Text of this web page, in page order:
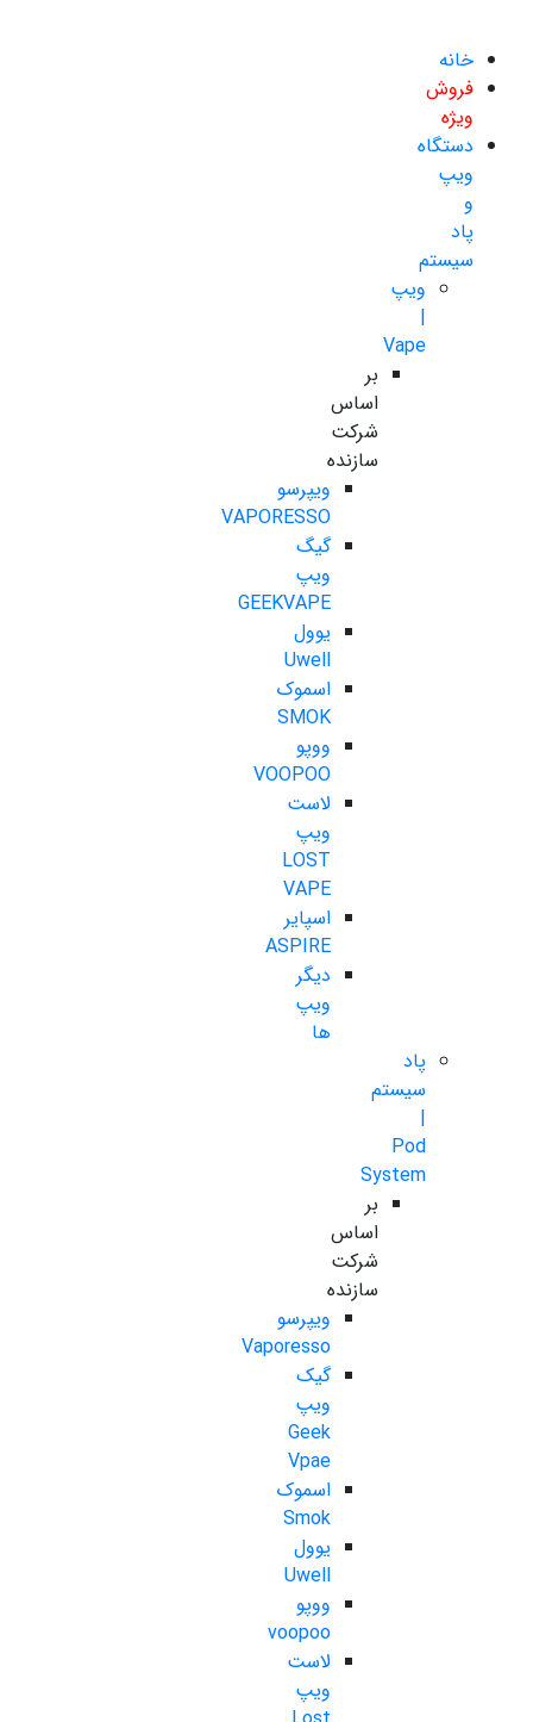
خانه
فروش
ویژه
دستگاه
ویپ
و
پاد
سیستم
ویپ
|
Vape
بر
اساس
شرکت
سازنده
ویپرسو
VAPORESSO
گیگ
ویپ
GEEKVAPE
یوول
Uwell
اسموک
SMOK
ووپو
VOOPOO
لاست
ویپ
LOST
VAPE
اسپایر
ASPIRE
دیگر
ویپ
ها
پاد
سیستم
|
Pod
System
بر
اساس
شرکت
سازنده
ویپرسو
Vaporesso
گیک
ویپ
Geek
Vpae
اسموک
Smok
یوول
Uwell
ووپو
voopoo
لاست
ویپ